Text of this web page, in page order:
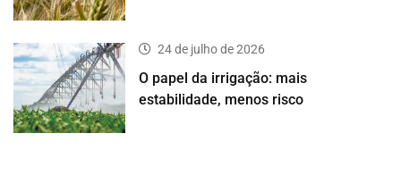
24 de julho de 2026
O papel da irrigação: mais
estabilidade, menos risco